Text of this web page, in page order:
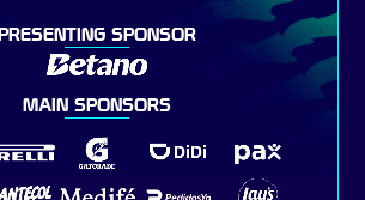
PRESENTING SPONSOR
MAIN SPONSORS